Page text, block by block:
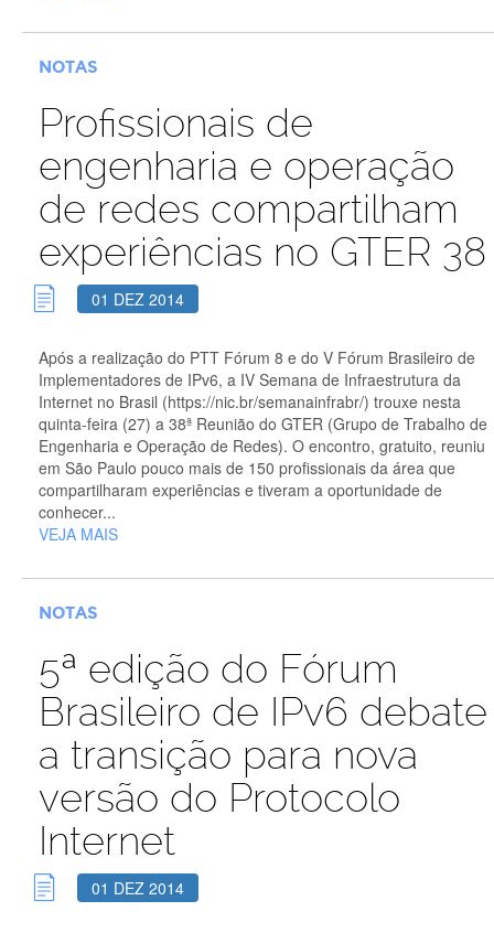
NOTAS
Profissionais de
engenharia e operação
de redes compartilham
experiências no GTER 38
01 DEZ 2014
Após a realização do PTT Fórum 8 e do V Fórum Brasileiro de
Implementadores de IPv6, a IV Semana de Infraestrutura da
Internet no Brasil (https://nic.br/semanainfrabr/) trouxe nesta
quinta-feira (27) a 38ª Reunião do GTER (Grupo de Trabalho de
Engenharia e Operação de Redes). O encontro, gratuito, reuniu
em São Paulo pouco mais de 150 profissionais da área que
compartilharam experiências e tiveram a oportunidade de
conhecer...
VEJA MAIS
NOTAS
5ª edição do Fórum
Brasileiro de IPv6 debate
a transição para nova
versão do Protocolo
Internet
01 DEZ 2014